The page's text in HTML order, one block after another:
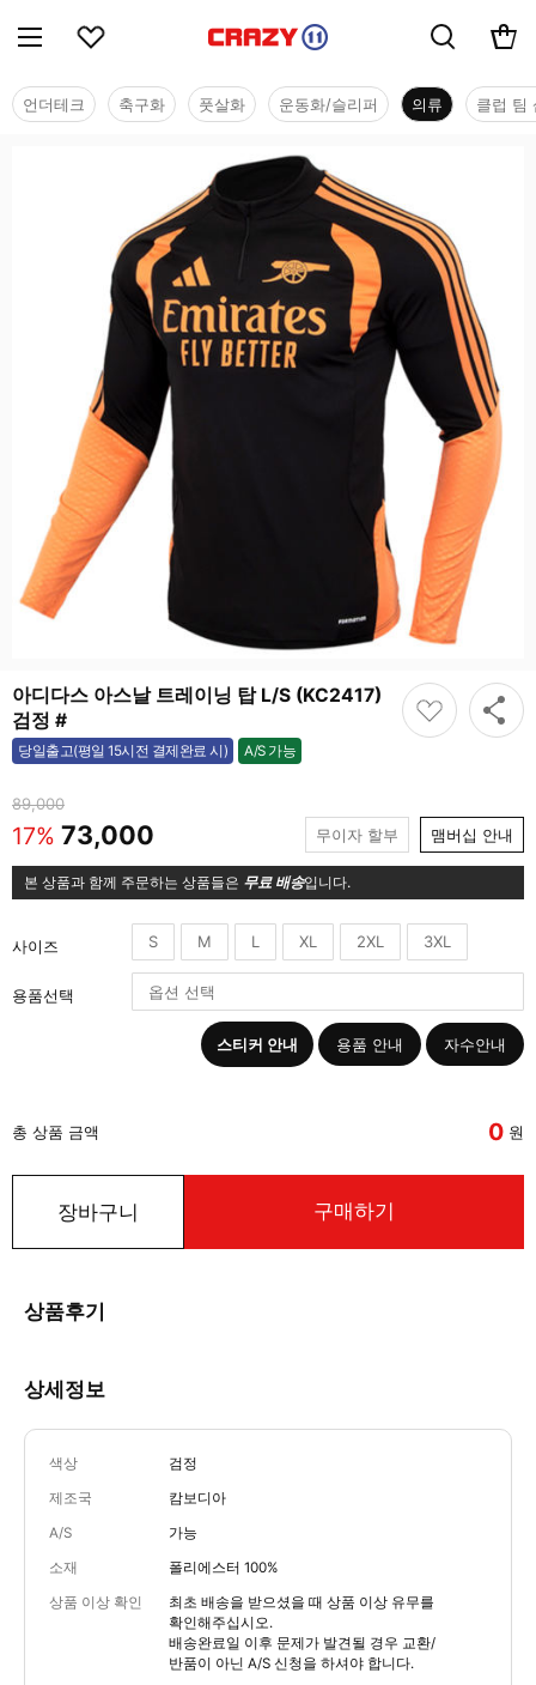
언더테크 축구화 풋살화 운동화/슬리퍼 의류 클럽 팀
아디다스 아스날 트레이닝 탑 L/S (KC2417)
검정 #
당일출고(평일 15시전 결제완료 시) A/S 가능
가능
89,000
17% 73,000 무이자 할부 맴버십 안내
본 상품과 함께 주문하는 상품들은 무료 배송입니다.
사이즈 S M L XL 2XL 3XL
용품선택
스티커 안내 용품 안내 자수안내
총 상품 금액 0 원
장바구니 구매하기
상품후기
상세정보
색상 검정
제조국 캄보디아
A/S 가능
소재 폴리에스터 100%
상품 이상 확인
최초 배송을 받으셨을 때 상품 이상 유무를
확인해주십시오.
배송완료일 이후 문제가 발견될 경우 교환/
반품이 아닌 A/S 신청을 하셔야 합니다.